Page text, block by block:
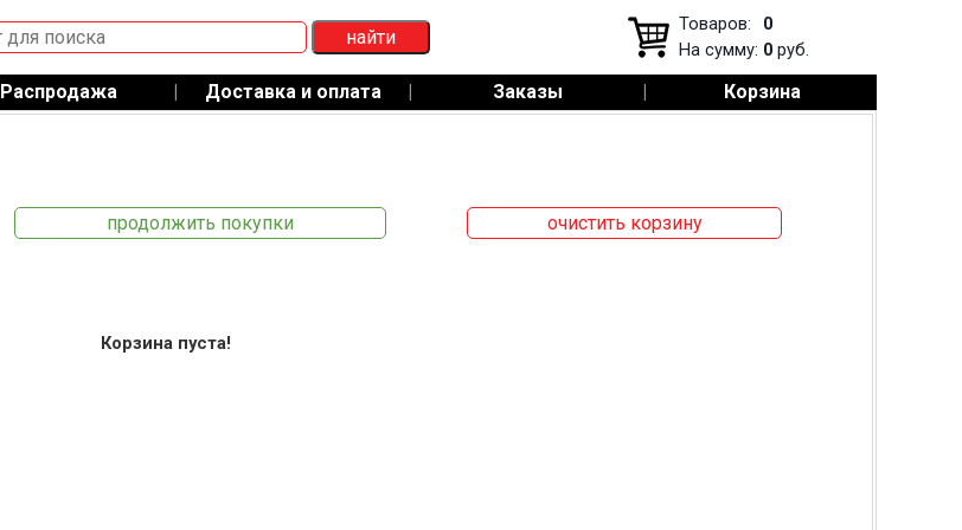
Товаров:
0
На сумму: 0 руб.
Распродажа | Доставка и оплата | Заказы | Корзина
продолжить покупки очистить корзину
Корзина пуста!